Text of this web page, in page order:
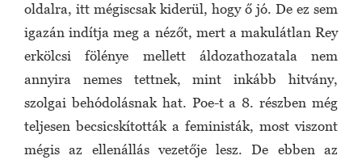
oldalra, itt mégiscsak kiderül, hogy ő jó. De ez sem
igazán indítja meg a nézőt, mert a makulátlan Rey
erkölcsi fölénye mellett áldozathozatala nem
annyira nemes tettnek, mint inkább hitvány,
szolgai behódolásnak hat. Poe-t a 8. részben még
teljesen becsicskították a feministák, most viszont
mégis az ellenállás vezetője lesz. De ebben az